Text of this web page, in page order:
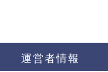
運営者情報